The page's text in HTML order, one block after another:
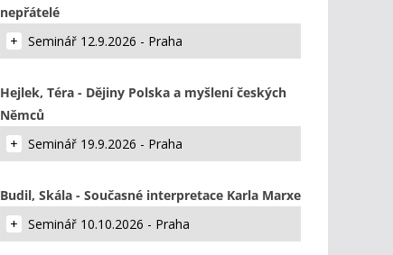
nepřátelé
Seminář 12.9.2026 - Praha
Hejlek, Téra - Dějiny Polska a myšlení českých
Němců
Seminář 19.9.2026 - Praha
Budil, Skála - Současné interpretace Karla Marxe
Seminář 10.10.2026 - Praha